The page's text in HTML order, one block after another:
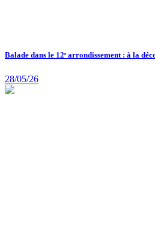
Balade dans le 12ᵉ arrondissement : à la
28/05/26